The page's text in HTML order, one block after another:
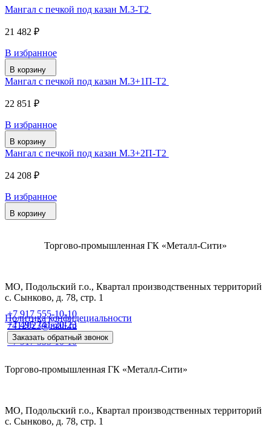
Мангал с печкой под казан М.3-Т2
21 482 ₽
В избранное
В корзину
Мангал с печкой под казан М.3+1П-Т2
22 851 ₽
В избранное
В корзину
Мангал с печкой под казан М.3+2П-Т2
24 208 ₽
В избранное
В корзину
Торгово-промышленная ГК «Металл-Сити»
МО, Подольский г.о., Квартал производственных территорий
с. Сынково, д. 78, стр. 1
Политика конфидециальности
+7 917 555-10-10
+7 495 741-20-23
+7 917 555-10-10
7412023@mail.ru
Заказать обратный звонок
Торгово-промышленная ГК «Металл-Сити»
МО, Подольский г.о., Квартал производственных территорий
с. Сынково, д. 78, стр. 1